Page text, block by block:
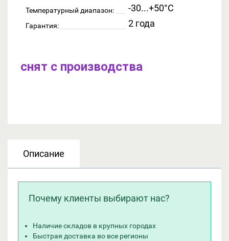
Температурный диапазон: -30...+50°C
Гарантия: 2 года
снят с производства
Описание
Почему клиенты выбирают нас?
Наличие складов в крупных городах
Быстрая доставка во все регионы